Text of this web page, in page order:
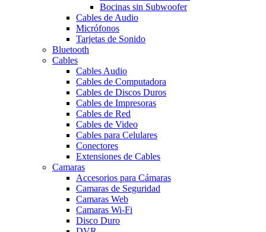
Bocinas sin Subwoofer
Cables de Audio
Micrófonos
Tarjetas de Sonido
Bluetooth
Cables
Cables Audio
Cables de Computadora
Cables de Discos Duros
Cables de Impresoras
Cables de Red
Cables de Video
Cables para Celulares
Conectores
Extensiones de Cables
Camaras
Accesorios para Cámaras
Camaras de Seguridad
Camaras Web
Camaras Wi-Fi
Disco Duro